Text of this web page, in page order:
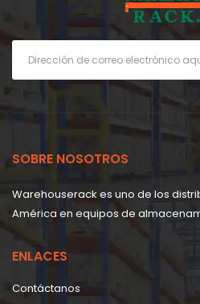
SOBRE NOSOTROS
Warehouserack es uno de los
América en equipos de
ENLACES
Contáctanos